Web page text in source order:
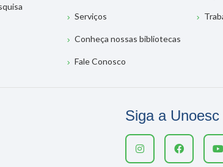
Serviços
Conheça nossas bibliotecas
Fale Conosco
Siga a Unoesc